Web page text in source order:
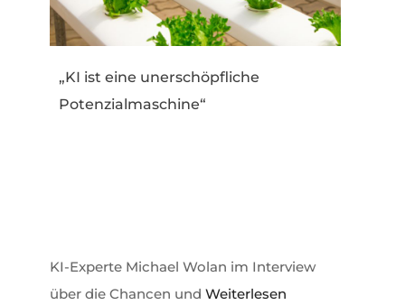
„KI ist eine unerschöpfliche
Potenzialmaschine“
KI-Experte Michael Wolan im Interview
über die Chancen und Weiterlesen